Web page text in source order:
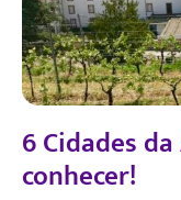
6 Cidades
conhecer!